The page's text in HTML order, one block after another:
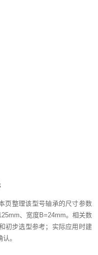
页整理该型号轴承的尺寸参数
、宽度B=24mm。相关数
初步选型参考；实际应用时建
。